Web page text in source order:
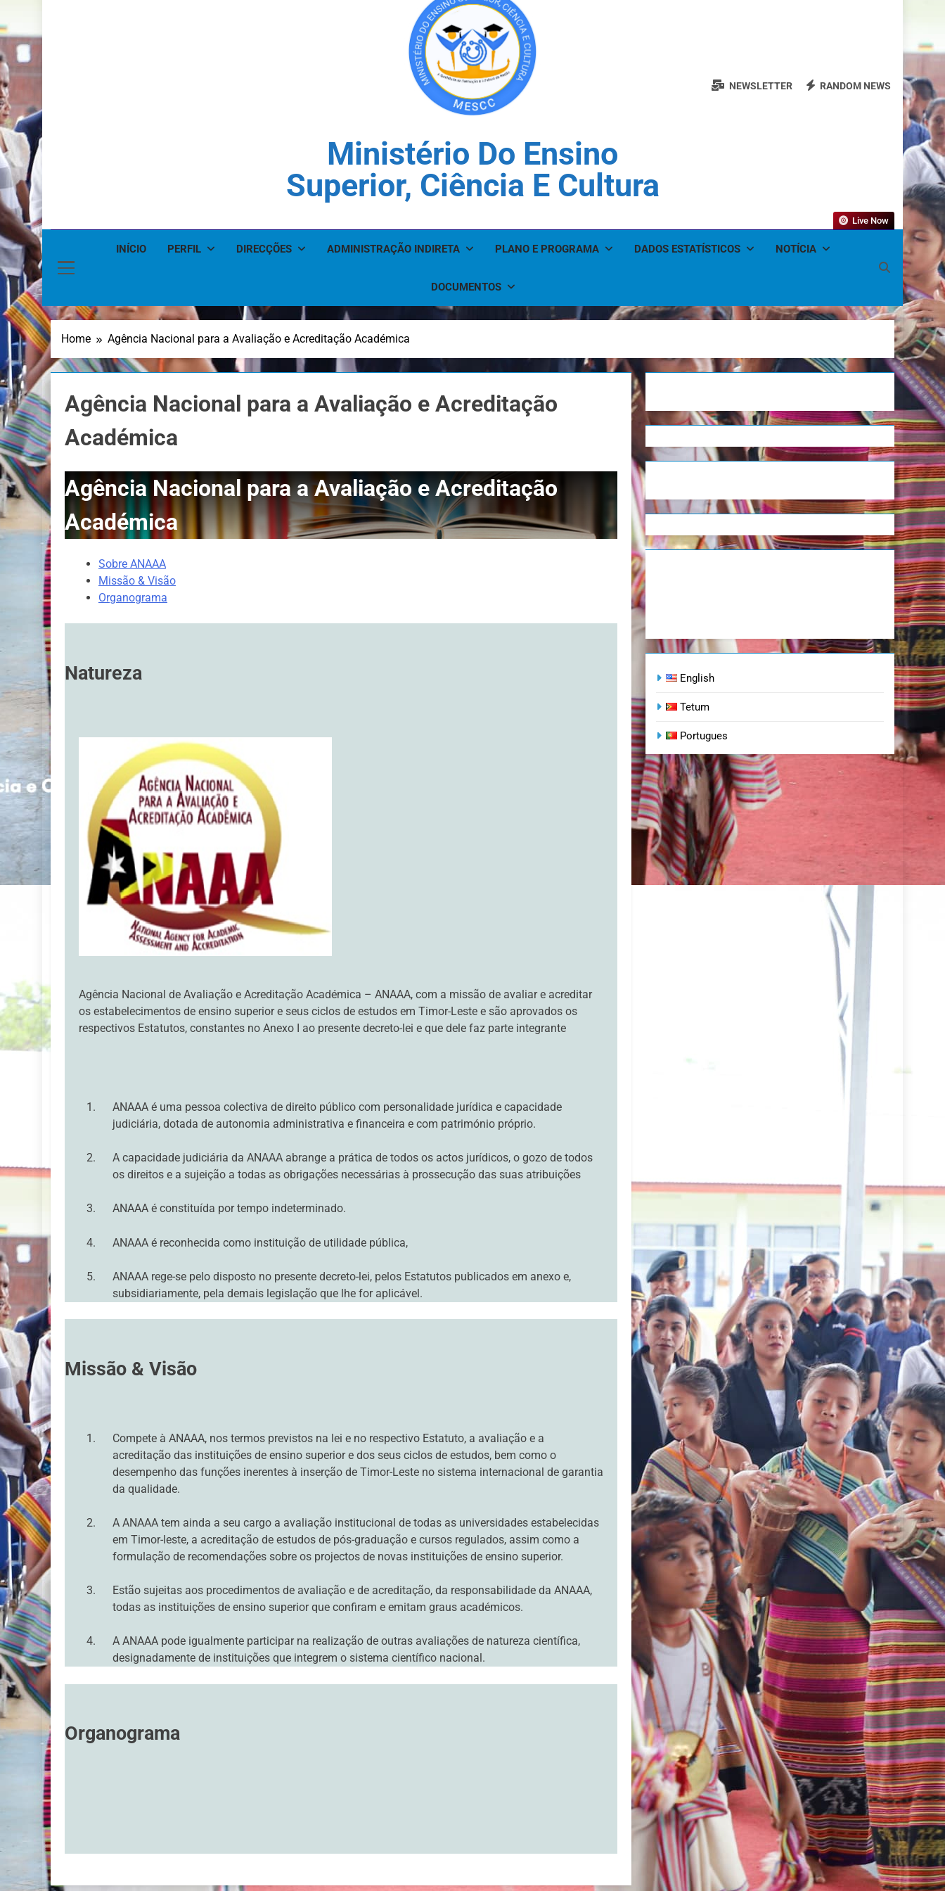
Ministério Do Ensino
Superior, Ciência E Cultura
NEWSLETTER RANDOM NEWS
INÍCIO PERFIL DIRECÇÕES ADMINISTRAÇÃO INDIRETA PLANO E PROGRAMA DADOS ESTATÍSTICOS NOTÍCIA
DOCUMENTOS
Live Now
Home Agência Nacional para a Avaliação e Acreditação Académica
Agência Nacional para a Avaliação e Acreditação
Académica
Agência Nacional para a Avaliação e Acreditação
Académica
Sobre ANAAA
Missão & Visão
Organograma
Natureza
Agência Nacional de Avaliação e Acreditação Académica – ANAAA, com a missão de avaliar e acreditar
os estabelecimentos de ensino superior e seus ciclos de estudos em Timor-Leste e são aprovados os
respectivos Estatutos, constantes no Anexo I ao presente decreto-lei e que dele faz parte integrante
ANAAA é uma pessoa colectiva de direito público com personalidade jurídica e capacidade
judiciária, dotada de autonomia administrativa e financeira e com património próprio.
A capacidade judiciária da ANAAA abrange a prática de todos os actos jurídicos, o gozo de todos
os direitos e a sujeição a todas as obrigações necessárias à prossecução das suas atribuições
ANAAA é constituída por tempo indeterminado.
ANAAA é reconhecida como instituição de utilidade pública,
ANAAA rege-se pelo disposto no presente decreto-lei, pelos Estatutos publicados em anexo e,
subsidiariamente, pela demais legislação que lhe for aplicável.
Missão & Visão
Compete à ANAAA, nos termos previstos na lei e no respectivo Estatuto, a avaliação e a
acreditação das instituições de ensino superior e dos seus ciclos de estudos, bem como o
desempenho das funções inerentes à inserção de Timor-Leste no sistema internacional de garantia
da qualidade.
A ANAAA tem ainda a seu cargo a avaliação institucional de todas as universidades estabelecidas
em Timor-leste, a acreditação de estudos de pós-graduação e cursos regulados, assim como a
formulação de recomendações sobre os projectos de novas instituições de ensino superior.
Estão sujeitas aos procedimentos de avaliação e de acreditação, da responsabilidade da ANAAA,
todas as instituições de ensino superior que confiram e emitam graus académicos.
A ANAAA pode igualmente participar na realização de outras avaliações de natureza científica,
designadamente de instituições que integrem o sistema científico nacional.
Organograma
English
Tetum
Portugues